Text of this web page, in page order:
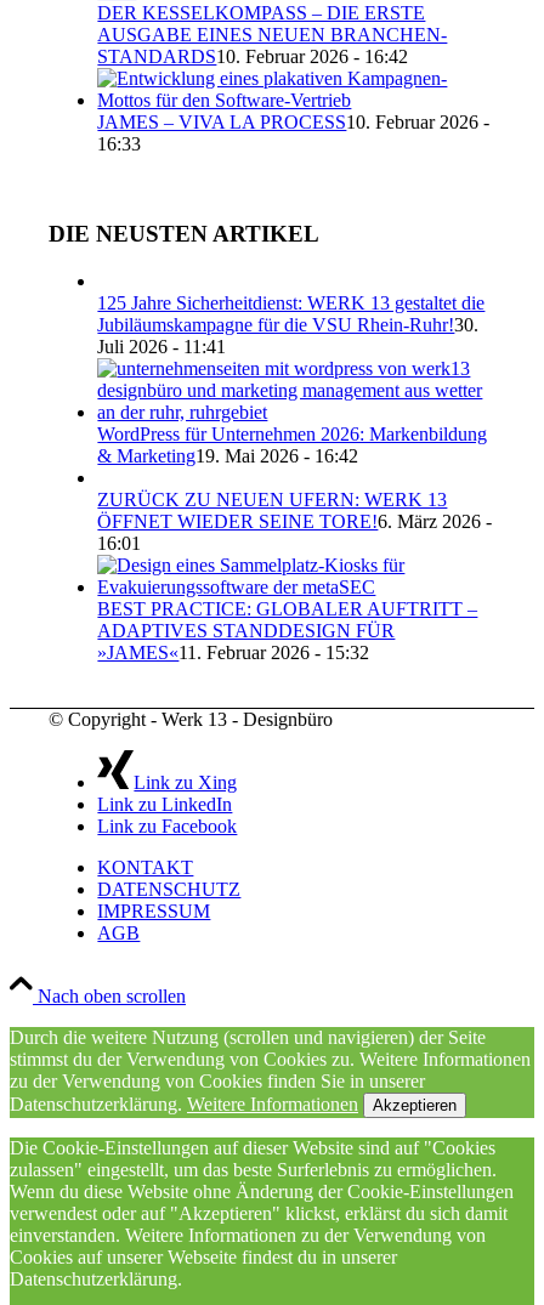
DER KESSELKOMPASS – DIE ERSTE
AUSGABE EINES NEUEN BRANCHEN-
STANDARDS10. Februar 2026 - 16:42
JAMES – VIVA LA PROCESS10. Februar 2026 -
16:33
DIE NEUSTEN ARTIKEL
125 Jahre Sicherheitdienst: WERK 13 gestaltet die
Jubiläumskampagne für die VSU Rhein-Ruhr!30.
Juli 2026 - 11:41
WordPress für Unternehmen 2026: Markenbildung
& Marketing19. Mai 2026 - 16:42
ZURÜCK ZU NEUEN UFERN: WERK 13
ÖFFNET WIEDER SEINE TORE!6. März 2026 -
16:01
BEST PRACTICE: GLOBALER AUFTRITT –
ADAPTIVES STANDDESIGN FÜR
»JAMES«11. Februar 2026 - 15:32
© Copyright - Werk 13 - Designbüro
Link zu Xing
Link zu LinkedIn
Link zu Facebook
KONTAKT
DATENSCHUTZ
IMPRESSUM
AGB
Nach oben scrollen
Durch die weitere Nutzung (scrollen und navigieren) der Seite
stimmst du der Verwendung von Cookies zu. Weitere Informationen
zu der Verwendung von Cookies finden Sie in unserer
Datenschutzerklärung. Weitere Informationen Akzeptieren
Die Cookie-Einstellungen auf dieser Website sind auf "Cookies
zulassen" eingestellt, um das beste Surferlebnis zu ermöglichen.
Wenn du diese Website ohne Änderung der Cookie-Einstellungen
verwendest oder auf "Akzeptieren" klickst, erklärst du sich damit
einverstanden. Weitere Informationen zu der Verwendung von
Cookies auf unserer Webseite findest du in unserer
Datenschutzerklärung.